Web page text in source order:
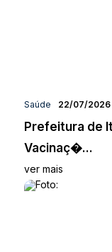
Saúde 22/07/2026
Prefeitura de
Vacinaç�...
ver mais